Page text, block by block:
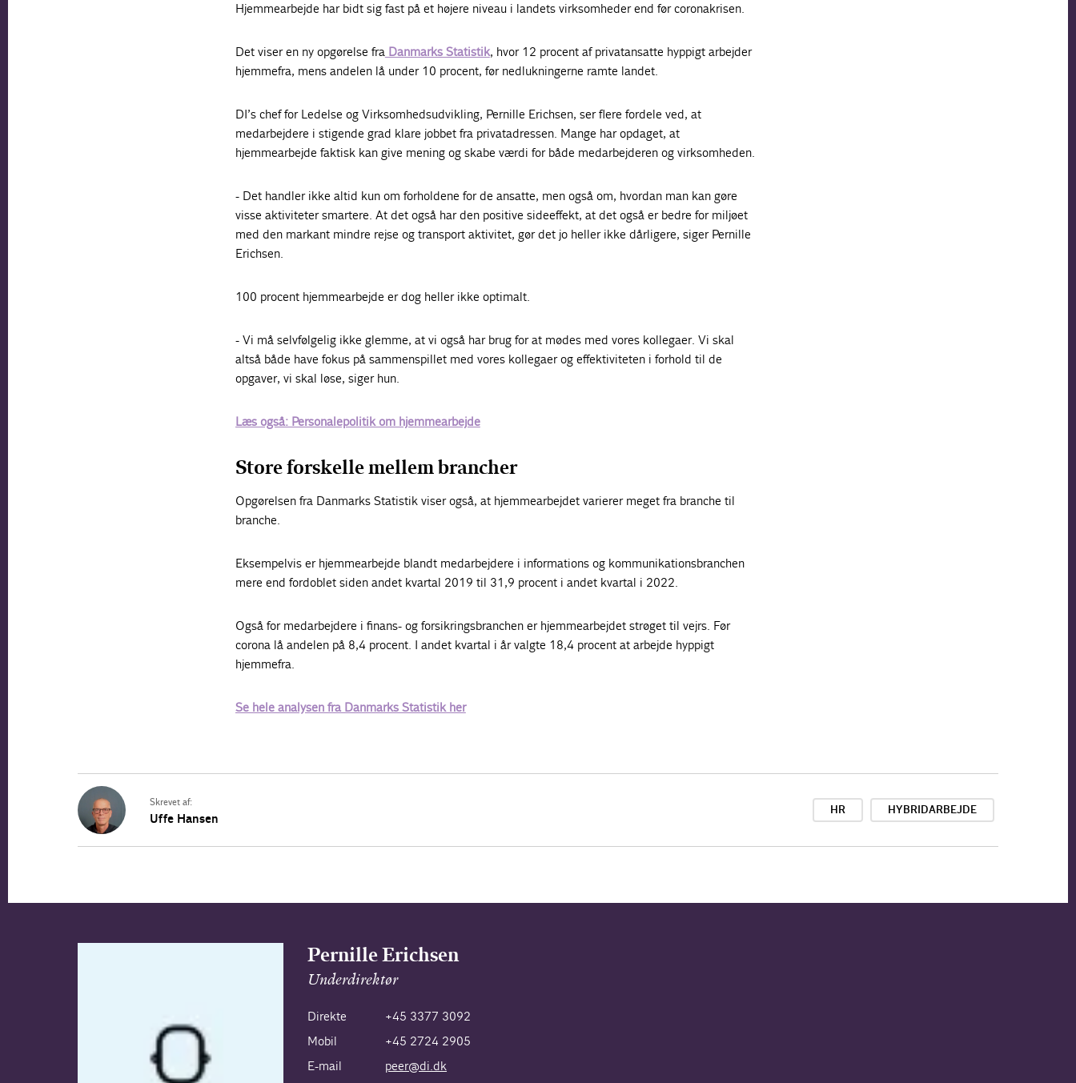
Hjemmearbejde har bidt sig fast på et højere niveau i landets virksomheder end før coronakrisen.
Det viser en ny opgørelse fraDanmarks Statistik, hvor 12 procent af privatansatte hyppigt arbejder
hjemmefra, mens andelen lå under 10 procent, før nedlukningerne ramte landet.
DI’s chef for Ledelse og Virksomhedsudvikling, Pernille Erichsen, ser flere fordele ved, at
medarbejdere i stigende grad klare jobbet fra privatadressen. Mange har opdaget, at
hjemmearbejde faktisk kan give mening og skabe værdi for både medarbejderen og virksomheden.
- Det handler ikke altid kun om forholdene for de ansatte, men også om, hvordan man kan gøre
visse aktiviteter smartere. At det også har den positive sideeffekt, at det også er bedre for miljøet
med den markant mindre rejse og transport aktivitet, gør det jo heller ikke dårligere, siger Pernille
Erichsen.
100 procent hjemmearbejde er dog heller ikke optimalt.
- Vi må selvfølgelig ikke glemme, at vi også har brug for at mødes med vores kollegaer. Vi skal
altså både have fokus på sammenspillet med vores kollegaer og effektiviteten i forhold til de
opgaver, vi skal løse, siger hun.
Læs også: Personalepolitik om hjemmearbejde
Store forskelle mellem brancher
Opgørelsen fra Danmarks Statistik viser også, at hjemmearbejdet varierer meget fra branche til
branche.
Eksempelvis er hjemmearbejde blandt medarbejdere i informations og kommunikationsbranchen
mere end fordoblet siden andet kvartal 2019 til 31,9 procent i andet kvartal i 2022.
Også for medarbejdere i finans- og forsikringsbranchen er hjemmearbejdet strøget til vejrs. Før
corona lå andelen på 8,4 procent. I andet kvartal i år valgte 18,4 procent at arbejde hyppigt
hjemmefra.
Se hele analysen fra Danmarks Statistik her
Skrevet af:
Uffe Hansen
HR HYBRIDARBEJDE
Pernille Erichsen
Underdirektør
Direkte
+45 3377 3092
Mobil
+45 2724 2905
E-mail
peer@di.dk